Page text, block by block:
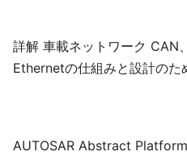
詳解 車載ネットワーク CAN
Ethernetの仕組みと設計のた
AUTOSAR Abstract